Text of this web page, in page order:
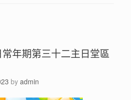
年期第三十二主日堂區
by admin